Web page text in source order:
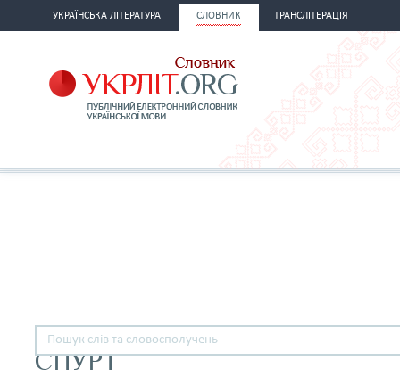
УКРАЇНСЬКА ЛІТЕРАТУРА СЛОВНИК ТРАНСЛІТЕРАЦІЯ
СПУРТ